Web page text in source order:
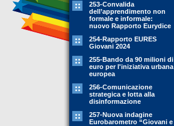
253-Convalida
dell’apprendimento non
formale e informale:
nuovo Rapporto Eurydice
254-Rapporto EURES
Giovani 2024
255-Bando da 90 milioni di
euro per l'iniziativa urbana
europea
256-Comunicazione
strategica e lotta alla
disinformazione
257-Nuova indagine
Eurobarometro “Giovani e